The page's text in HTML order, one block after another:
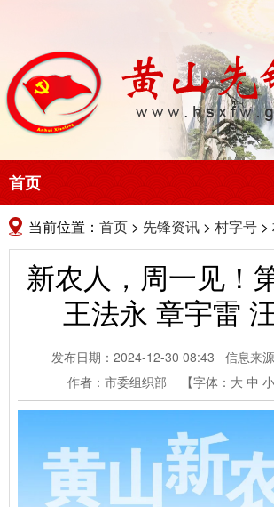
首页
当前位置： 首页 > 先锋资讯 > 村字号 >
新农人，周一见！
王法永 章宇雷
发布日期：2024-12-30 08:43
信息来
作者：市委组织部
【字体： 大 中 小